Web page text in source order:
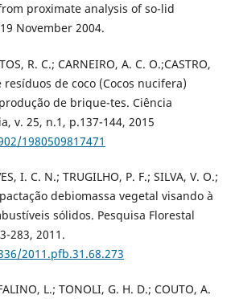
proximate analysis of so-lid
November 2004.
R. C.; CARNEIRO, A. C. O.;CASTRO,
resíduos de coco (Cocos nucifera)
de brique-tes. Ciência
v. 25, n.1, p.137-144, 2015
1980509817471
I. C. N.; TRUGILHO, P. F.; SILVA, V. O.;
debiomassa vegetal visando à
sólidos. Pesquisa Florestal
283, 2011.
2011.pfb.31.68.273
L.; TONOLI, G. H. D.; COUTO, A.